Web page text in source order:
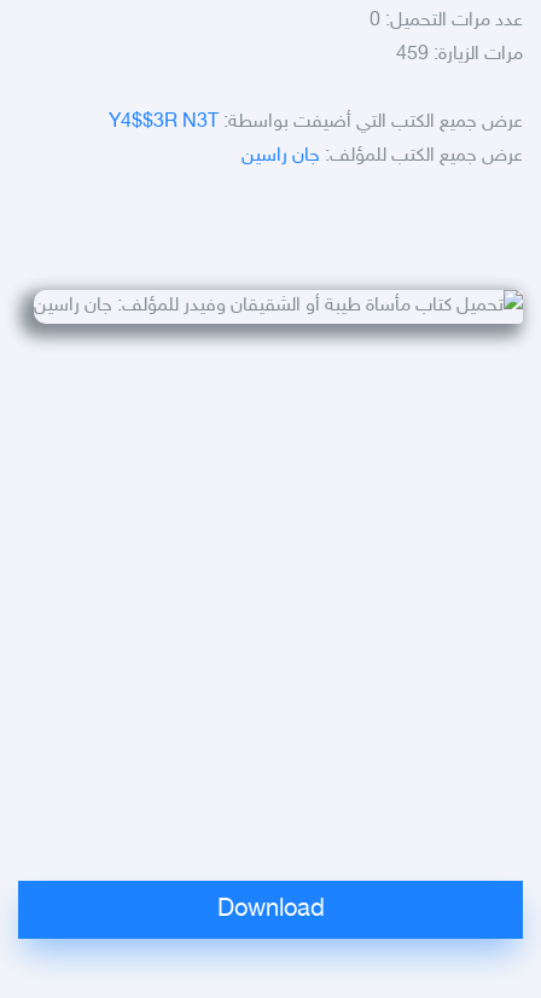
عدد مرات التحميل: 0
مرات الزيارة: 459
عرض جميع الكتب التي أضيفت بواسطة: Y4$$3R N3T
عرض جميع الكتب للمؤلف: جان راسين